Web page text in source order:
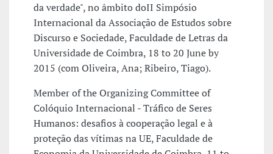
da verdade", no âmbito doII Simpósio
Internacional da Associação de Estudos sobre
Discurso e Sociedade, Faculdade de Letras da
Universidade de Coimbra, 18 to 20 June by
2015 (com Oliveira, Ana; Ribeiro, Tiago).
Member of the Organizing Committee of
Colóquio Internacional - Tráfico de Seres
Humanos: desafios à cooperação legal e à
proteção das vítimas na UE, Faculdade de